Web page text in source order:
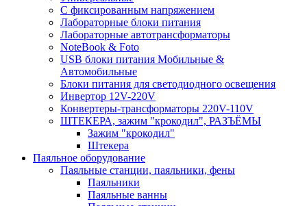
C фиксированным напряжением
Лабораторные блоки питания
Лабораторные автотрансформаторы
NoteBook & Foto
USB блоки питания Мобильные &
Автомобильные
Блоки питания для светодиодного освещения
Инвертор 12V-220V
Конвертеры-трансформаторы 220V-110V
ШТЕКЕРА, зажим "крокодил", РАЗЪЁМЫ
Зажим "крокодил"
Штекера
Паяльное оборудование
Паяльные станции, паяльники, фены
Паяльники
Паяльные ванны